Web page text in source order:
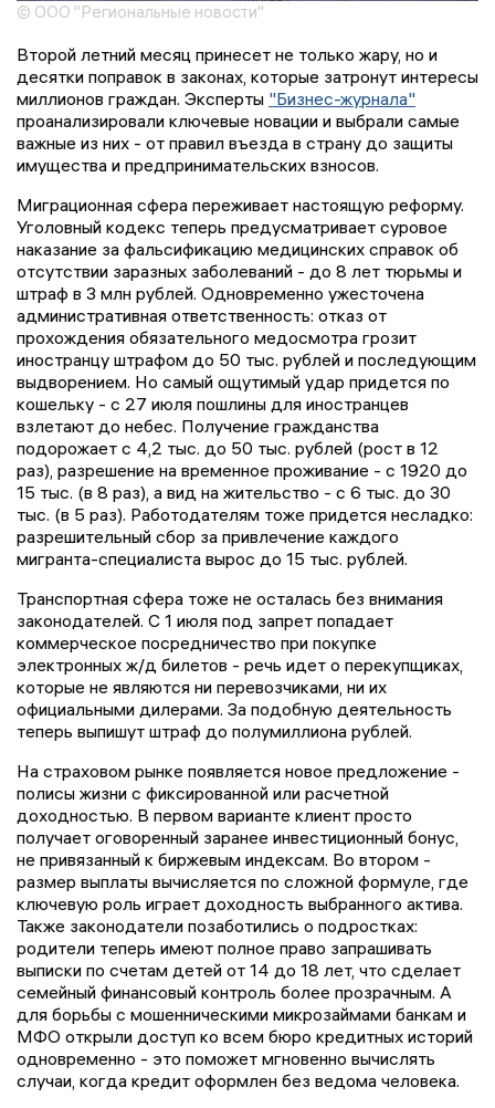
© ООО "Региональные новости"
Второй летний месяц принесет не только жару, но и
десятки поправок в законах, которые затронут интересы
миллионов граждан. Эксперты "Бизнес-журнала"
проанализировали ключевые новации и выбрали самые
важные из них - от правил въезда в страну до защиты
имущества и предпринимательских взносов.
Миграционная сфера переживает настоящую реформу.
Уголовный кодекс теперь предусматривает суровое
наказание за фальсификацию медицинских справок об
отсутствии заразных заболеваний - до 8 лет тюрьмы и
штраф в 3 млн рублей. Одновременно ужесточена
административная ответственность: отказ от
прохождения обязательного медосмотра грозит
иностранцу штрафом до 50 тыс. рублей и последующим
выдворением. Но самый ощутимый удар придется по
кошельку - с 27 июля пошлины для иностранцев
взлетают до небес. Получение гражданства
подорожает с 4,2 тыс. до 50 тыс. рублей (рост в 12
раз), разрешение на временное проживание - с 1920 до
15 тыс. (в 8 раз), а вид на жительство - с 6 тыс. до 30
тыс. (в 5 раз). Работодателям тоже придется несладко:
разрешительный сбор за привлечение каждого
мигранта-специалиста вырос до 15 тыс. рублей.
Транспортная сфера тоже не осталась без внимания
законодателей. С 1 июля под запрет попадает
коммерческое посредничество при покупке
электронных ж/д билетов - речь идет о перекупщиках,
которые не являются ни перевозчиками, ни их
официальными дилерами. За подобную деятельность
теперь выпишут штраф до полумиллиона рублей.
На страховом рынке появляется новое предложение -
полисы жизни с фиксированной или расчетной
доходностью. В первом варианте клиент просто
получает оговоренный заранее инвестиционный бонус,
не привязанный к биржевым индексам. Во втором -
размер выплаты вычисляется по сложной формуле, где
ключевую роль играет доходность выбранного актива.
Также законодатели позаботились о подростках:
родители теперь имеют полное право запрашивать
выписки по счетам детей от 14 до 18 лет, что сделает
семейный финансовый контроль более прозрачным. А
для борьбы с мошенническими микрозаймами банкам и
МФО открыли доступ ко всем бюро кредитных историй
одновременно - это поможет мгновенно вычислять
случаи, когда кредит оформлен без ведома человека.